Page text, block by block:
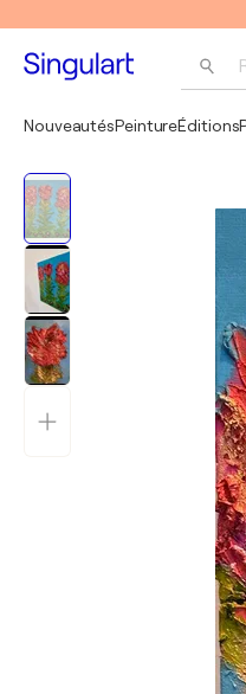
NouveautésPeintureÉditions